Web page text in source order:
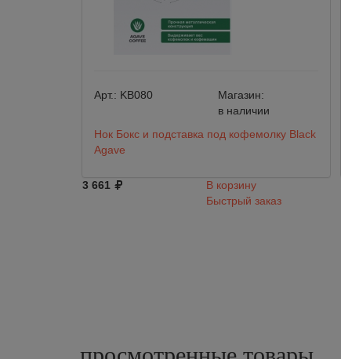
Арт.: KB080
Магазин:
в наличии
Нок Бокс и подставка под кофемолку Black
Agave
3 661
В корзину
Быстрый заказ